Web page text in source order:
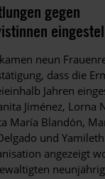
gegen
neun
dass die
Jahren
Jiménez, Lorna
María Blandón,
und
angezeigt